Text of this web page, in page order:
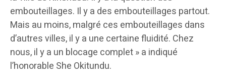
embouteillages. Il y a des embouteillages partout.
Mais au moins, malgré ces embouteillages dans
d’autres villes, il y a une certaine fluidité. Chez
nous, il y a un blocage complet » a indiqué
l’honorable She Okitundu.